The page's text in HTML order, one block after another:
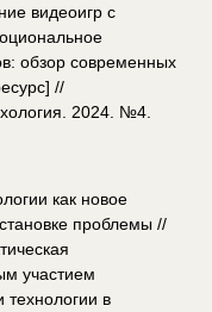
видеоигр с
обзор современных
//
2024. №4.
как новое
проблемы //
участием
в